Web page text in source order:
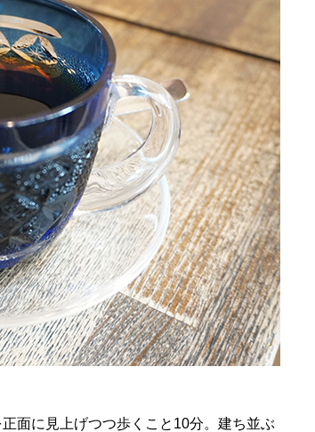
面に見上げつつ歩くこと10分。建ち並ぶ